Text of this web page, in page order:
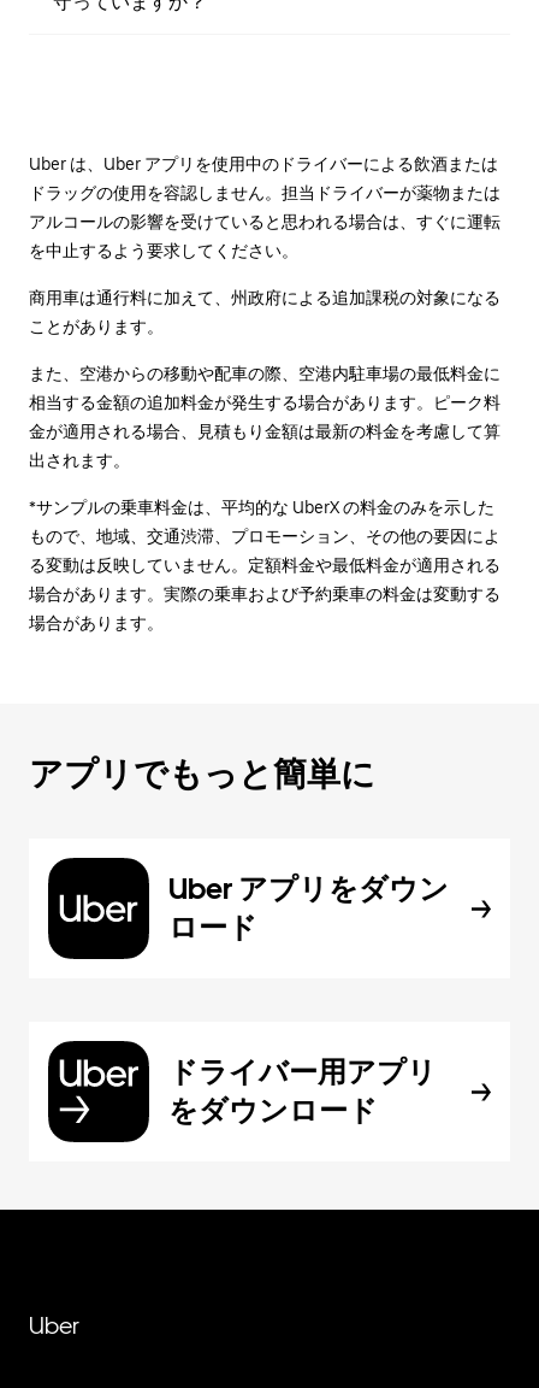
Uber は、Uber アプリを使用中のドライバーによる飲酒または
ドラッグの使用を容認しません。担当ドライバーが薬物または
アルコールの影響を受けていると思われる場合は、すぐに運転
を中止するよう要求してください。
商用車は通行料に加えて、州政府による追加課税の対象になる
ことがあります。
また、空港からの移動や配車の際、空港内駐車場の最低料金に
相当する金額の追加料金が発生する場合があります。ピーク料
金が適用される場合、見積もり金額は最新の料金を考慮して算
出されます。
*サンプルの乗車料金は、平均的な UberX の料金のみを示した
もので、地域、交通渋滞、プロモーション、その他の要因によ
る変動は反映していません。定額料金や最低料金が適用される
場合があります。実際の乗車および予約乗車の料金は変動する
場合があります。
アプリでもっと簡単に
Uber アプリをダウン
ロード
ドライバー用アプリ
をダウンロード
Uber